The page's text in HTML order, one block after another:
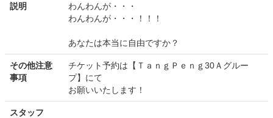
説明
わんわんが・・・
わんわんが・・・！！！
あなたは本当に自由ですか？
その他注意
事項
チケット予約は【ＴａｎｇＰｅｎｇ30Ａグルー
プ】にて
お願いいたします！
スタッフ